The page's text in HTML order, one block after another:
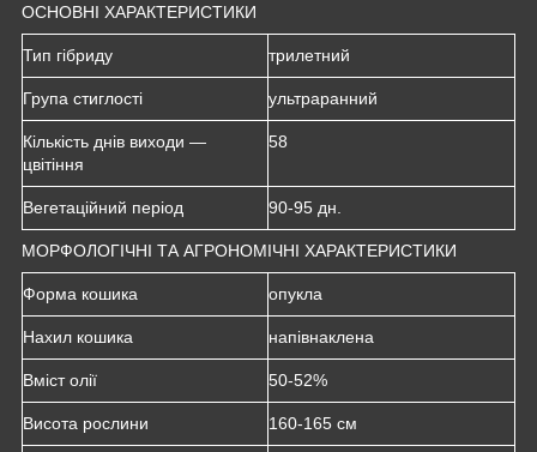
ОСНОВНІ ХАРАКТЕРИСТИКИ
Тип гібриду трилетний
Група стиглості ультраранний
Кількість днів виходи —
цвітіння
58
Вегетаційний період 90-95 дн.
МОРФОЛОГІЧНІ ТА АГРОНОМІЧНІ ХАРАКТЕРИСТИКИ
Форма кошика опукла
Нахил кошика напівнаклена
Вміст олії 50-52%
Висота рослини 160-165 см